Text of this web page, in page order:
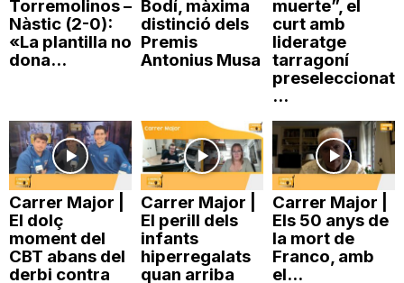
Torremolinos –
Nàstic (2-0):
«La plantilla no
dona...
Bodí, màxima
distinció dels
Premis
Antonius Musa
muerte”, el
curt amb
lideratge
tarragoní
preseleccionat
...
Carrer Major |
El dolç
moment del
CBT abans del
derbi contra
Carrer Major |
El perill dels
infants
hiperregalats
quan arriba
Carrer Major |
Els 50 anys de
la mort de
Franco, amb
el...